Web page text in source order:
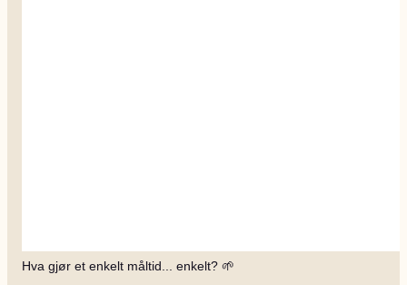
Hva gjør et enkelt måltid... enkelt? 🌱